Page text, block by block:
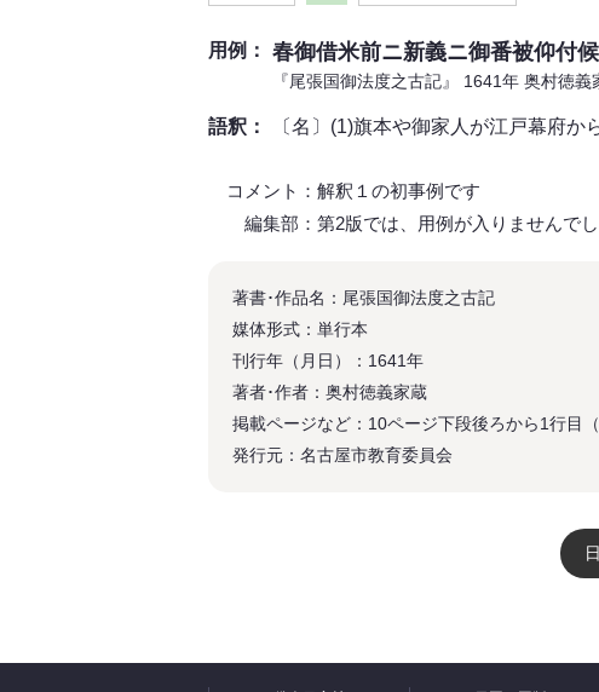
用例： 春御借米前ニ新義ニ御番被仰付
『尾張国御法度之古記』 1641年 奥村徳義
語釈： 〔名〕(1)旗本や御家人が江戸幕府
コメント：解釈１の初事例です
編集部：第2版では、用例が入りませんでし
著書･作品名：尾張国御法度之古記
媒体形式：単行本
刊行年（月日）：1641年
著者･作者：奥村徳義家蔵
掲載ページなど：10ページ下段後ろから1行
発行元：名古屋市教育委員会